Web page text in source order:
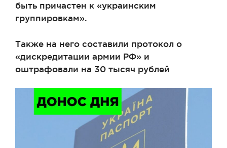
быть причастен к «украинским
группировкам».
Также на него составили протокол о
«дискредитации армии РФ» и
оштрафовали на 30 тысяч рублей